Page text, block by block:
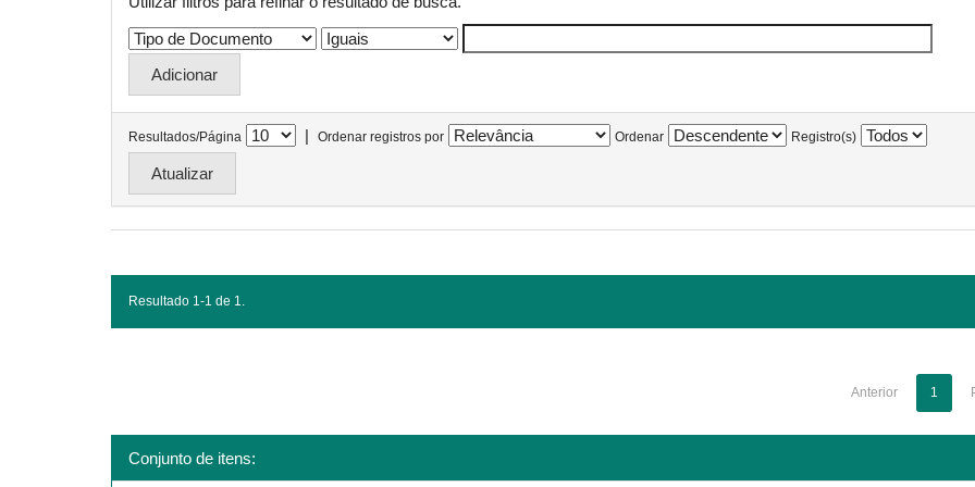
Resultados/Página | Ordenar registros por Ordenar Registro(s)
Resultado 1-1 de 1.
Anterior 1
Conjunto de itens: